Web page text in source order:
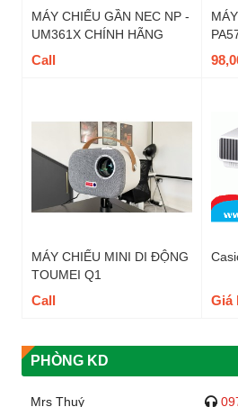
MÁY CHIẾU GẦN NEC NP -
UM361X CHÍNH HÃNG
Call
MÁY CHIẾU MINI DI ĐỘNG
TOUMEI Q1
Call Giá
PHÒNG KD
Mrs Thuý